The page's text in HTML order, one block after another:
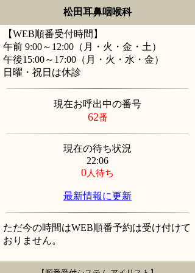
松田耳鼻咽喉科
【WEB順番受付時間】
午前 9:00～12:00（月・火・金・土）
午後15:00～17:00（月・火・水・金）
日曜・祝日は休診
現在お呼出中の番号
62番
現在の待ち状況
22:06
0人待ち
最新情報に更新
ただ今の時間はWEB順番予約は受け付けて
おりません。